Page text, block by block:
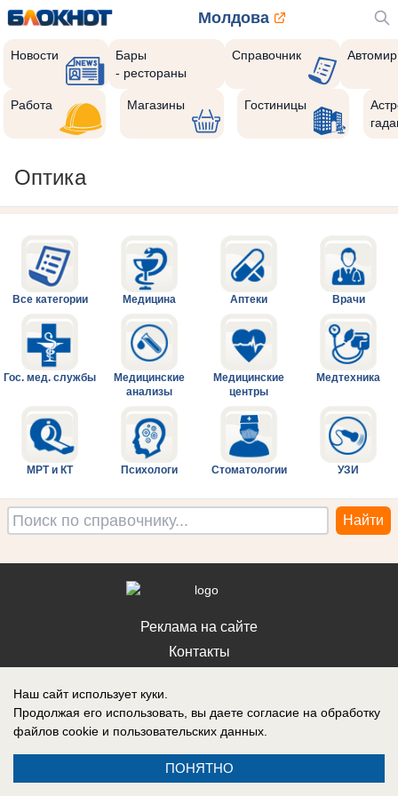
Молдова
Новости
Бары
- рестораны
Справочник Автомир
Работа Магазины Гостиницы
Оптика
Все категории Медицина Аптеки Врачи
Гос. мед. службы
Медицинские
анализы
Медицинские
центры
Медтехника
МРТ и КТ Психологи Стоматологии УЗИ
Реклама на сайте
Контакты
Наш сайт использует куки.
Продолжая его использовать, вы даете согласие на обработку
файлов cookie и пользовательских данных.
ПОНЯТНО